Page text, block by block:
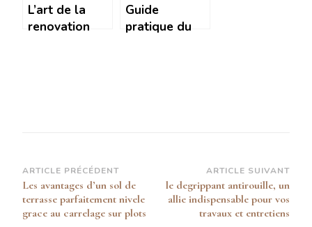
L’art de la
renovation
Guide
pratique du
Navigation
d’article
ARTICLE PRÉCÉDENT
Les avantages d’un sol de
terrasse parfaitement nivele
grace au carrelage sur plots
ARTICLE SUIVANT
le degrippant antirouille, un
allie indispensable pour vos
travaux et entretiens